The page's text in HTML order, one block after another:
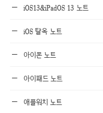
iOS13&iPadOS 13 노트
iOS 탈옥 노트
아이폰 노트
아이패드 노트
애플워치 노트